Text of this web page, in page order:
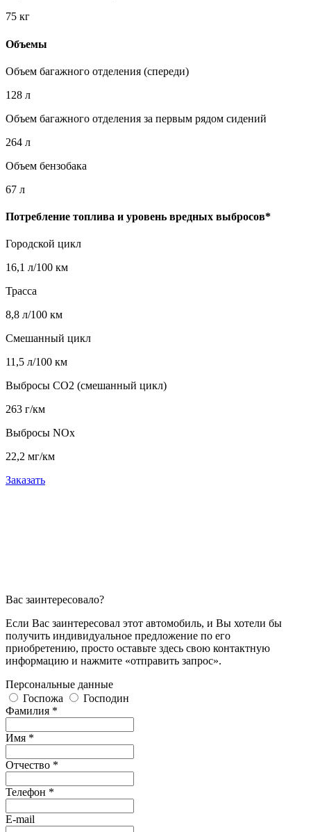
75 кг
Объемы
Объем багажного отделения (спереди)
128 л
Объем багажного отделения за первым рядом сидений
264 л
Объем бензобака
67 л
Потребление топлива и уровень вредных выбросов*
Городской цикл
16,1 л/100 км
Трасса
8,8 л/100 км
Смешанный цикл
11,5 л/100 км
Выбросы CO2 (смешанный цикл)
263 г/км
Выбросы NOx
22,2 мг/км
Заказать
Вас заинтересовало?
Если Вас заинтересовал этот автомобиль, и Вы хотели бы
получить индивидуальное предложение по его
приобретению, просто оставьте здесь свою контактную
информацию и нажмите «отправить запрос».
Персональные данные
Госпожа
Господин
Фамилия *
Имя *
Отчество *
Телефон *
E-mail